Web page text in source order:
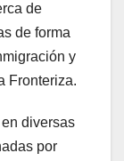
de
de forma
y
Fronteriza.
diversas
por